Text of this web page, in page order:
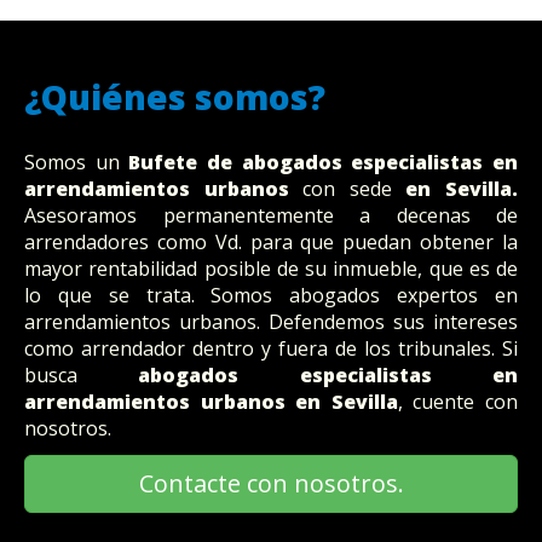
¿Quiénes somos?
Somos un Bufete de abogados especialistas en
arrendamientos urbanos con sede en Sevilla.
Asesoramos permanentemente a decenas de
arrendadores como Vd. para que puedan obtener la
mayor rentabilidad posible de su inmueble, que es de
lo que se trata. Somos abogados expertos en
arrendamientos urbanos. Defendemos sus intereses
como arrendador dentro y fuera de los tribunales. Si
busca abogados especialistas en
arrendamientos urbanos en Sevilla, cuente con
nosotros.
Contacte con nosotros.